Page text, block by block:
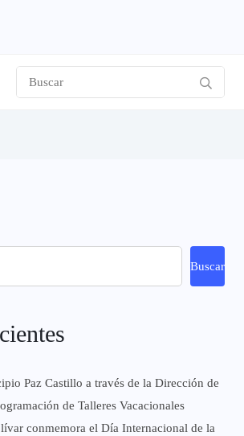
Buscar
Paz Castillo a través de la Dirección de
de Talleres Vacacionales
conmemora el Día Internacional de la